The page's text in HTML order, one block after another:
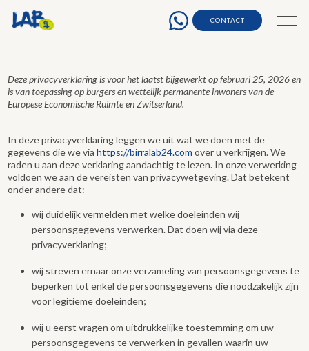
naar
inhoud
Menu
CONTACT
Privacyverklaring
Deze privacyverklaring is voor het laatst bijgewerkt op februari 25, 2026 en
is van toepassing op burgers en wettelijk permanente inwoners van de
Europese Economische Ruimte en Zwitserland.
In deze privacyverklaring leggen we uit wat we doen met de
gegevens die we via https://birralab24.com over u verkrijgen. We
raden u aan deze verklaring aandachtig te lezen. In onze verwerking
voldoen we aan de vereisten van privacywetgeving. Dat betekent
onder andere dat:
wij duidelijk vermelden met welke doeleinden wij
persoonsgegevens verwerken. Dat doen wij via deze
privacyverklaring;
wij streven ernaar onze verzameling van persoonsgegevens te
beperken tot enkel de persoonsgegevens die noodzakelijk zijn
voor legitieme doeleinden;
wij u eerst vragen om uitdrukkelijke toestemming om uw
persoonsgegevens te verwerken in gevallen waarin uw